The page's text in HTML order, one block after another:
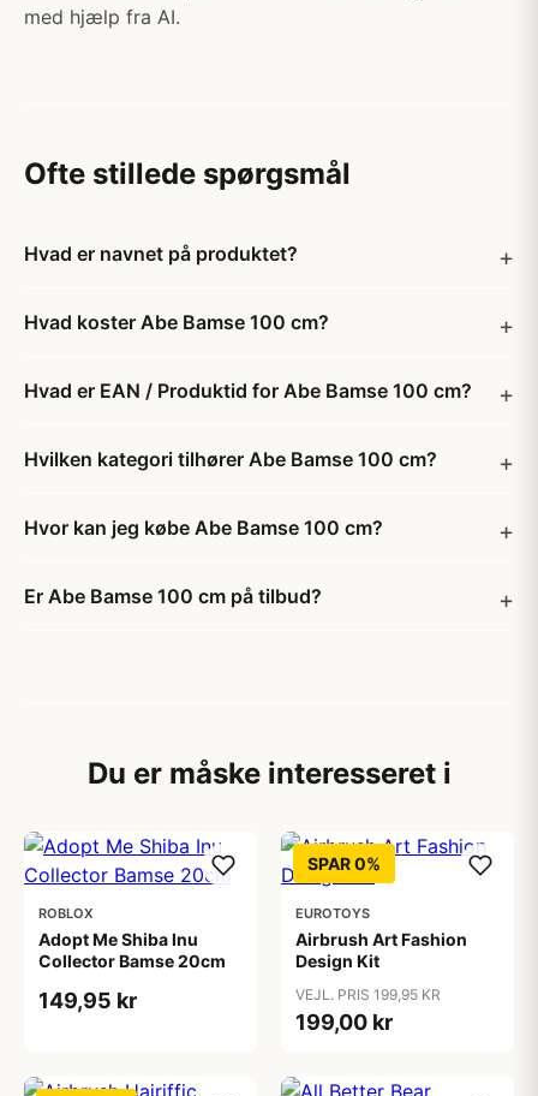
med hjælp fra AI.
Ofte stillede spørgsmål
Hvad er navnet på produktet?
Hvad koster Abe Bamse 100 cm?
Hvad er EAN / Produktid for Abe Bamse 100 cm?
Hvilken kategori tilhører Abe Bamse 100 cm?
Hvor kan jeg købe Abe Bamse 100 cm?
Er Abe Bamse 100 cm på tilbud?
Du er måske interesseret i
ROBLOX
Adopt Me Shiba Inu
Collector Bamse 20cm
149,95 kr
SPAR 0%
EUROTOYS
Airbrush Art Fashion
Design Kit
VEJL. PRIS 199,95 KR
199,00 kr